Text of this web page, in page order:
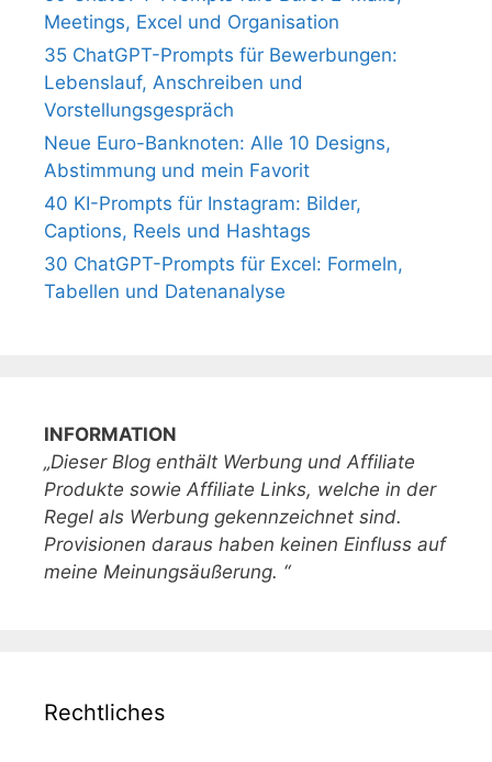
Meetings, Excel und Organisation
35 ChatGPT-Prompts für Bewerbungen:
Lebenslauf, Anschreiben und
Vorstellungsgespräch
Neue Euro-Banknoten: Alle 10 Designs,
Abstimmung und mein Favorit
40 KI-Prompts für Instagram: Bilder,
Captions, Reels und Hashtags
30 ChatGPT-Prompts für Excel: Formeln,
Tabellen und Datenanalyse
INFORMATION
„Dieser Blog enthält Werbung und Affiliate
Produkte sowie Affiliate Links, welche in der
Regel als Werbung gekennzeichnet sind.
Provisionen daraus haben keinen Einfluss auf
meine Meinungsäußerung. “
Rechtliches